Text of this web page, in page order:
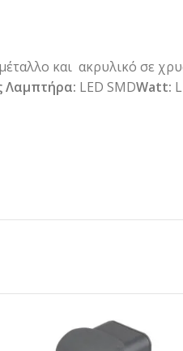
και ακρυλικό σε
Λαμπτήρα: LED SMDWatt: